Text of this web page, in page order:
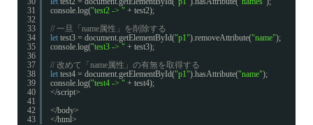
31
32
33
34
35
36
37
38
39
40
41
42
43
console.log("test2 -> " + test2);
// 一旦「name属性」を削除する
let test3 = document.getElementById("p1").removeAttribute("name");
console.log("test3 -> " + test3);
// 改めて「name属性」の有無を取得する
let test4 = document.getElementById("p1").hasAttribute("name");
console.log("test4 -> " + test4);
</script>
</body>
</html>